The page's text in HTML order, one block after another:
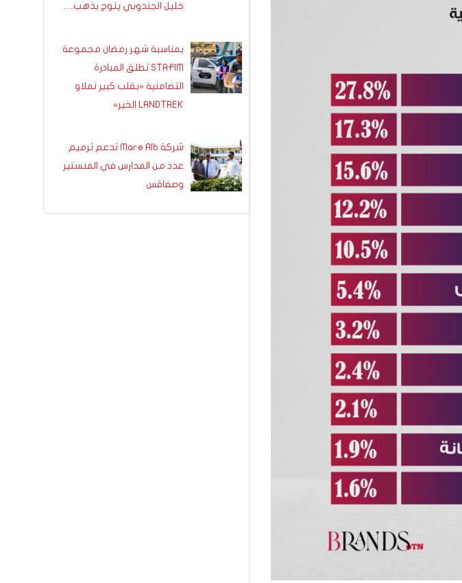
خليل الجندوبي يتوج بذهب…
بمناسبة شهر رمضان مجموعة
STAFIM تطلق المبادرة
التضامنية «بقلب كبير نملاو
LANDTREK الخير»
شركة Mare Alb تدعم ترميم
عدد من المدارس في المنستير
وصفاقس